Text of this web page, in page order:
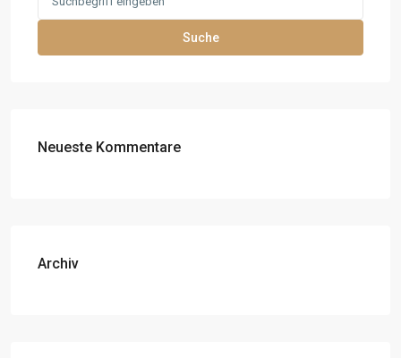
Suche
Neueste Kommentare
Archiv